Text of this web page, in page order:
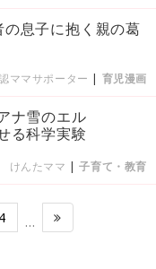
の息子に抱く親の葛
ママサポーター | 育児漫画
ナ雪のエル
る科学実験
けんたママ |子育て・教育
4 …